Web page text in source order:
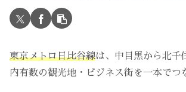
東京メトロ日比谷線は、中目黒から北千
内有数の観光地・ビジネス街を一本でつ